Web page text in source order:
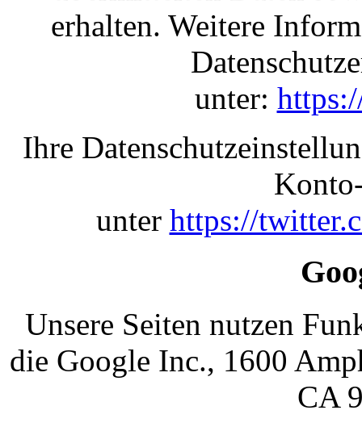
erhalten. Weitere
unter:
Ihre
unter https://
Unsere Seiten nutzen
die Google Inc., 1600
CA